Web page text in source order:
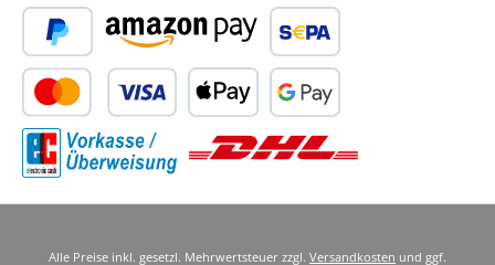
PayPal Amazon Pay
Kredit- oder Debitkarte
SEPA Lastschrift
Alle Preise inkl. gesetzl. Mehrwertsteuer zzgl. Versandkosten und ggf.